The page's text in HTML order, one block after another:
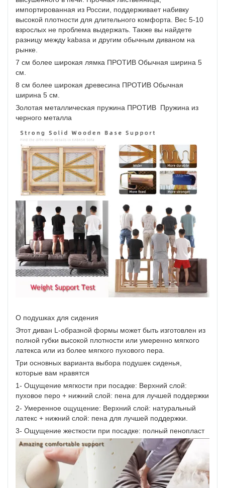
импортированная из России, поддерживает набивку
высокой плотности для длительного комфорта. Вес 5-10
взрослых не проблема выдержать. Также вы найдете
разницу между kabasa и другим обычным диваном на
рынке.
7 см более широкая лямка ПРОТИВ Обычная ширина 5
см.
8 см более широкая древесина ПРОТИВ Обычная
ширина 5 см.
Золотая металлическая пружина ПРОТИВ Пружина из
черного металла
О подушках для сидения
Этот диван L-образной формы может быть изготовлен из
полной губки высокой плотности или умеренно мягкого
латекса или из более мягкого пухового пера.
Три основных варианта выбора подушек сиденья,
которые вам нравятся
1- Ощущение мягкости при посадке: Верхний слой:
пуховое перо + нижний слой: пена для лучшей поддержки
2- Умеренное ощущение: Верхний слой: натуральный
латекс + нижний слой: пена для лучшей поддержки.
3- Ощущение жесткости при посадке: полный пенопласт